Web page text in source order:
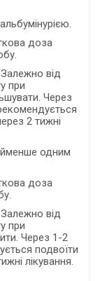
доза
від
при
Через
2 тижні
одним
доза
від
при
Через 1-2
подвоїти
лікування.